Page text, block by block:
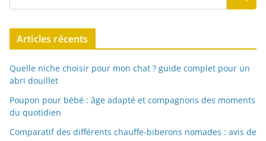
Articles récents
Quelle niche choisir pour mon chat ? guide complet pour un
abri douillet
Poupon pour bébé : âge adapté et compagnons des moments
du quotidien
Comparatif des différents chauffe-biberons nomades : avis de